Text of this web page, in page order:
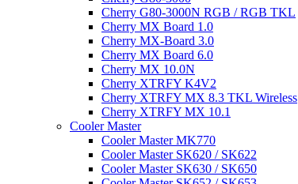
Cherry G80-3000N RGB / RGB TKL
Cherry MX Board 1.0
Cherry MX-Board 3.0
Cherry MX Board 6.0
Cherry MX 10.0N
Cherry XTRFY K4V2
Cherry XTRFY MX 8.3 TKL Wireless
Cherry XTRFY MX 10.1
Cooler Master
Cooler Master MK770
Cooler Master SK620 / SK622
Cooler Master SK630 / SK650